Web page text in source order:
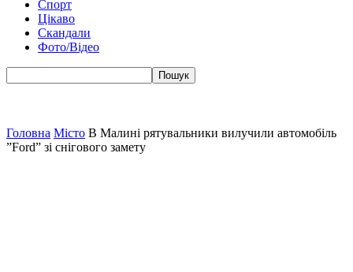
Спорт
Цікаво
Скандали
Фото/Відео
Головна Місто В Малині рятувальники вилучили автомобіль
”Ford” зі снігового замету